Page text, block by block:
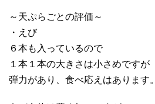
～天ぷらごとの評価～
・えび
６本も入っているので
１本１本の大きさは小さめですが
弾力があり、食べ応えはあります。